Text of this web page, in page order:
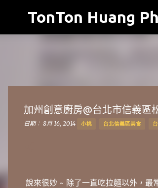
TonTon Huang
加州創意廚房@台北市信義區
日期： 8月 16, 2014 小桃 台北信義區美食
說來很妙 ~ 除了一直吃拉麵以外，最